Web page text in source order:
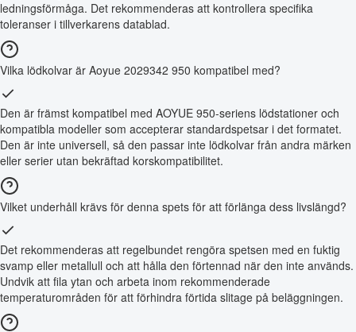
ledningsförmåga. Det rekommenderas att kontrollera specifika
toleranser i tillverkarens datablad.
Vilka lödkolvar är Aoyue 2029342 950 kompatibel med?
Den är främst kompatibel med AOYUE 950-seriens lödstationer och
kompatibla modeller som accepterar standardspetsar i det formatet.
Den är inte universell, så den passar inte lödkolvar från andra märken
eller serier utan bekräftad korskompatibilitet.
Vilket underhåll krävs för denna spets för att förlänga dess livslängd?
Det rekommenderas att regelbundet rengöra spetsen med en fuktig
svamp eller metallull och att hålla den förtennad när den inte används.
Undvik att fila ytan och arbeta inom rekommenderade
temperaturområden för att förhindra förtida slitage på beläggningen.